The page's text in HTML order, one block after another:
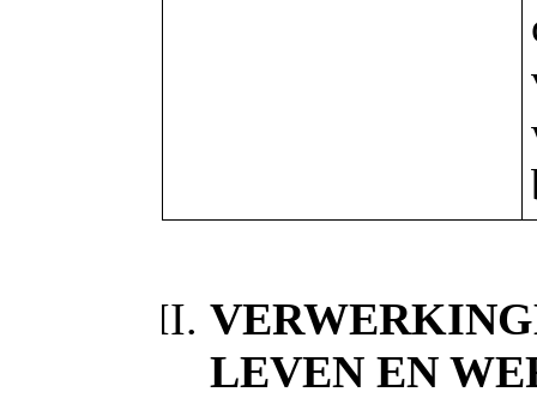
LEVEN EN